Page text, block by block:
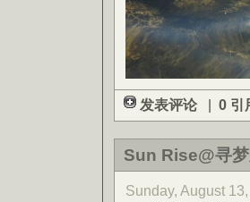
发表评论 | 0 引
Sun Rise@寻
Sunday, August